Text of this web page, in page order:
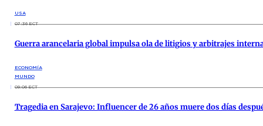
USA
07:36 ECT
Guerra arancelaria global impulsa ola de litigios y arbitrajes
ECONOMÍA
MUNDO
09:06 ECT
Tragedia en Sarajevo: Influencer de 26 años muere dos días